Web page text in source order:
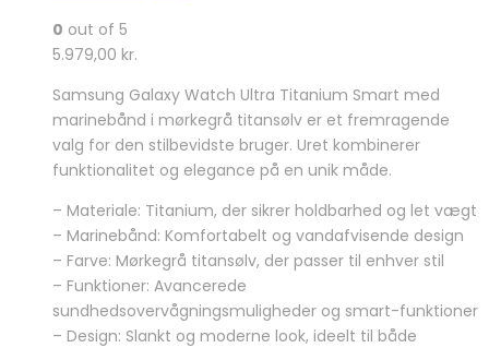
0 out of 5
5.979,00 kr.
Samsung Galaxy Watch Ultra Titanium Smart med
marinebånd i mørkegrå titansølv er et fremragende
valg for den stilbevidste bruger. Uret kombinerer
funktionalitet og elegance på en unik måde.
– Materiale: Titanium, der sikrer holdbarhed og let vægt
– Marinebånd: Komfortabelt og vandafvisende design
– Farve: Mørkegrå titansølv, der passer til enhver stil
– Funktioner: Avancerede
sundhedsovervågningsmuligheder og smart-funktioner
– Design: Slankt og moderne look, ideelt til både